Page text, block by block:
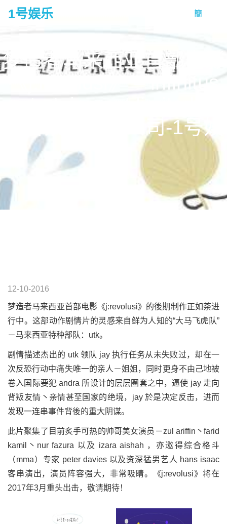
1号娱乐 簡
梦造者马来西亚首部电影
《j:revolusi》 – infinitus
entertainment limited 梦
造者娱乐有限公司-1号娱
12-10-2016
梦造者马来西亚首部电影《j:revolusi》的後期制作正如荼进
行中。这部动作剧情片的灵感来自鲜为人知的“大马飞虎队”
－马来西亚特种部队：utk。
剧情描述杰出的 utk 领队 jay 执行任务从未失败过，却在一
次反恐行动中痛失唯一的亲人－姐姐，同时更身不由己地被
卷入国际要犯 andra 所设计的层层圈套之中，逼使 jay 走向
背叛友情丶亲情甚至国家的绝境，jay 於是决定反击，进而
发现一连串事件背後的重大阴谋。
此片聚集了目前炙手可热的帅哥美女演员－zul ariffin丶farid
kamil丶nur fazura 以及 izara aishah ，亦邀得综合格斗
（mma）专家 peter davies 以及资深猛男艺人 hans isaac
客串演出，演员阵容强大，非常吸睛。《j:revolusi》将在
2017年3月重头出击，敬请期待！